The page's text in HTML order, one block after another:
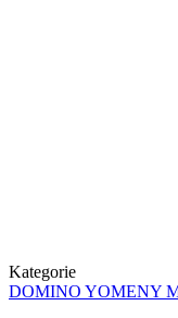
Kategorie
DOMINO YOMENY